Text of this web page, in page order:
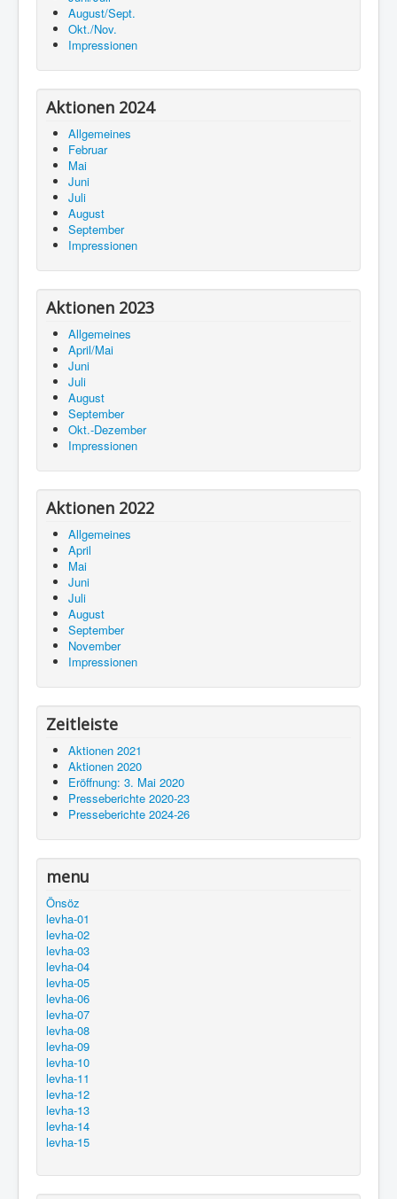
August/Sept.
Okt./Nov.
Impressionen
Aktionen 2024
Allgemeines
Februar
Mai
Juni
Juli
August
September
Impressionen
Aktionen 2023
Allgemeines
April/Mai
Juni
Juli
August
September
Okt.-Dezember
Impressionen
Aktionen 2022
Allgemeines
April
Mai
Juni
Juli
August
September
November
Impressionen
Zeitleiste
Aktionen 2021
Aktionen 2020
Eröffnung: 3. Mai 2020
Presseberichte 2020-23
Presseberichte 2024-26
menu
Önsöz
levha-01
levha-02
levha-03
levha-04
levha-05
levha-06
levha-07
levha-08
levha-09
levha-10
levha-11
levha-12
levha-13
levha-14
levha-15